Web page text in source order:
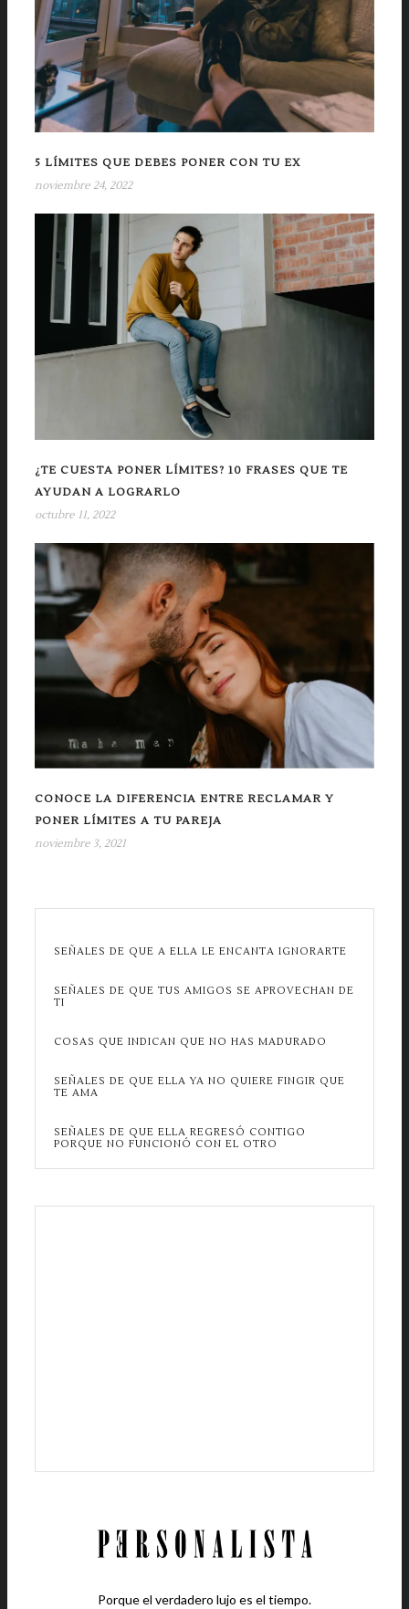
5 LÍMITES QUE DEBES PONER CON TU EX
noviembre 24, 2022
¿TE CUESTA PONER LÍMITES? 10 FRASES QUE TE
AYUDAN A LOGRARLO
octubre 11, 2022
CONOCE LA DIFERENCIA ENTRE RECLAMAR Y
PONER LÍMITES A TU PAREJA
noviembre 3, 2021
SEÑALES DE QUE A ELLA LE ENCANTA IGNORARTE
SEÑALES DE QUE TUS AMIGOS SE APROVECHAN DE
TI
COSAS QUE INDICAN QUE NO HAS MADURADO
SEÑALES DE QUE ELLA YA NO QUIERE FINGIR QUE
TE AMA
SEÑALES DE QUE ELLA REGRESÓ CONTIGO
PORQUE NO FUNCIONÓ CON EL OTRO
Porque el verdadero lujo es el tiempo.